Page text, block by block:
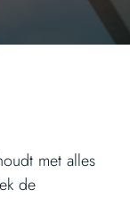
met alles
de